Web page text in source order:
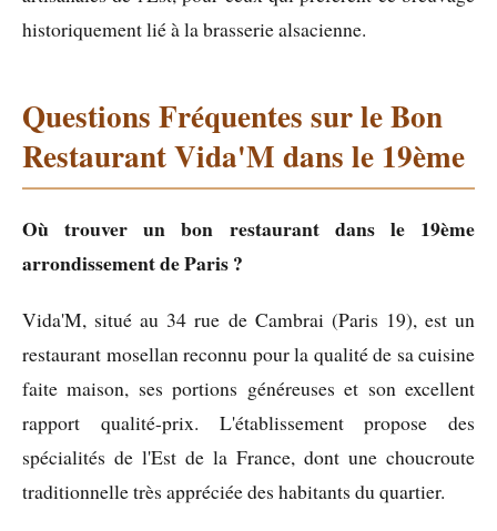
historiquement lié à la brasserie alsacienne.
Questions Fréquentes sur le Bon
Restaurant Vida'M dans le 19ème
Où trouver un bon restaurant dans le 19ème
arrondissement de Paris ?
Vida'M, situé au 34 rue de Cambrai (Paris 19), est un
restaurant mosellan reconnu pour la qualité de sa cuisine
faite maison, ses portions généreuses et son excellent
rapport qualité-prix. L'établissement propose des
spécialités de l'Est de la France, dont une choucroute
traditionnelle très appréciée des habitants du quartier.